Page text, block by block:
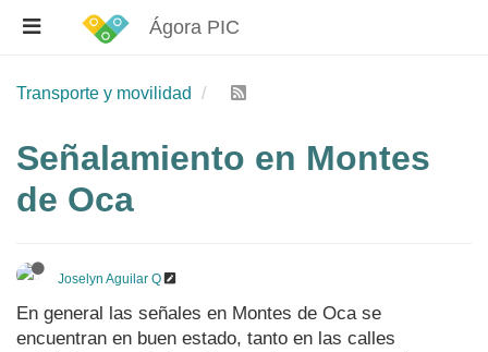
Ágora PIC
Transporte y movilidad
Señalamiento en Montes
de Oca
Joselyn Aguilar Q
En general las señales en Montes de Oca se
encuentran en buen estado, tanto en las calles